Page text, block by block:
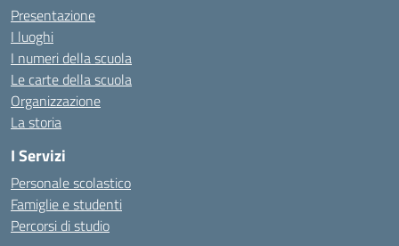
Presentazione
I luoghi
I numeri della scuola
Le carte della scuola
Organizzazione
La storia
I Servizi
Personale scolastico
Famiglie e studenti
Percorsi di studio